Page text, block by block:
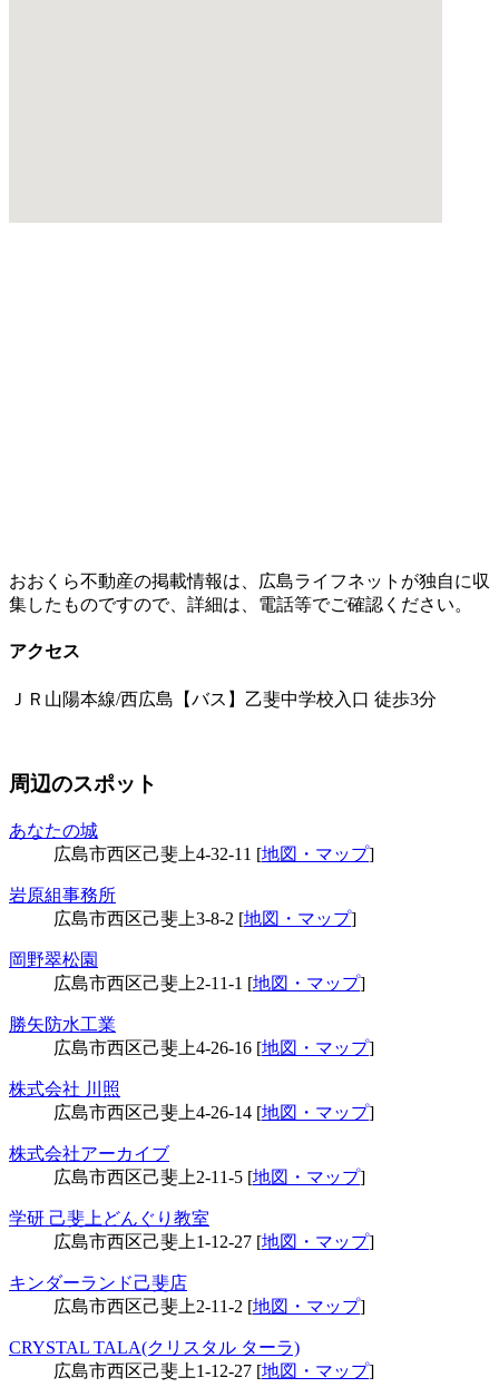
おおくら不動産の掲載情報は、広島ライフネットが独自に収
集したものですので、詳細は、電話等でご確認ください。
アクセス
ＪＲ山陽本線/西広島【バス】乙斐中学校入口 徒歩3分
周辺のスポット
あなたの城
広島市西区己斐上4-32-11 [地図・マップ]
岩原組事務所
広島市西区己斐上3-8-2 [地図・マップ]
岡野翠松園
広島市西区己斐上2-11-1 [地図・マップ]
勝矢防水工業
広島市西区己斐上4-26-16 [地図・マップ]
株式会社 川照
広島市西区己斐上4-26-14 [地図・マップ]
株式会社アーカイブ
広島市西区己斐上2-11-5 [地図・マップ]
学研 己斐上どんぐり教室
広島市西区己斐上1-12-27 [地図・マップ]
キンダーランド己斐店
広島市西区己斐上2-11-2 [地図・マップ]
CRYSTAL TALA(クリスタル ターラ)
広島市西区己斐上1-12-27 [地図・マップ]